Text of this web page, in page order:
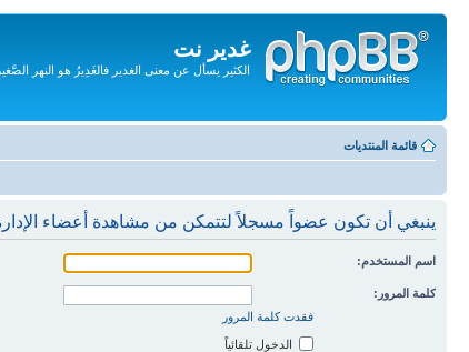
غدير نت
الكثير يسأل عن معنى الغدير فالغَدِيرُ هو النهر الصَّغير.
المحتويات
قائمة المنتديات
ينبغي أن تكون عضواً مسجلاً لتتمكن من مشاهدة أعضاء
اسم المستخدم:
كلمة المرور:
فقدت كلمة المرور
الدخول تلقائياً